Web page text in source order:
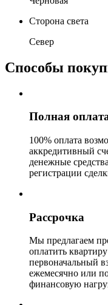
Сторона света
Север
Cпособы
Полная
100% оплата
аккредитивный
денежные
регистрации
Рассрочка
Мы предлагаем
оплатить
первоначальный
ежемесячно или
финансовую